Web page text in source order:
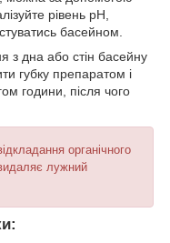
рівень pH,
басейном.
з дна або стін басейну
губку препаратом і
години, після чого
органічного
лужний